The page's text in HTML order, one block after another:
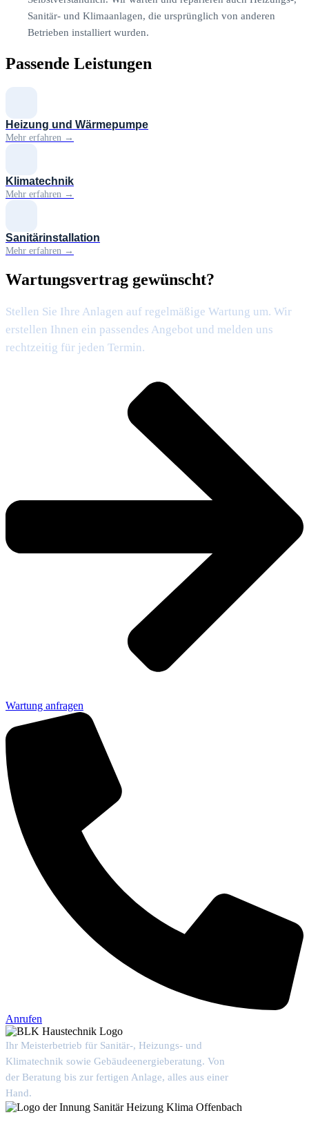
Sanitär- und Klimaanlagen, die ursprünglich von anderen
Betrieben installiert wurden.
Passende Leistungen
Heizung und Wärmepumpe
Mehr erfahren →
Klimatechnik
Mehr erfahren →
Sanitärinstallation
Mehr erfahren →
Wartungsvertrag gewünscht?
Stellen Sie Ihre Anlagen auf regelmäßige Wartung um. Wir
erstellen Ihnen ein passendes Angebot und melden uns
rechtzeitig für jeden Termin.
Wartung anfragen
Anrufen
Ihr Meisterbetrieb für Sanitär-, Heizungs- und
Klimatechnik sowie Gebäudeenergieberatung. Von
der Beratung bis zur fertigen Anlage, alles aus einer
Hand.